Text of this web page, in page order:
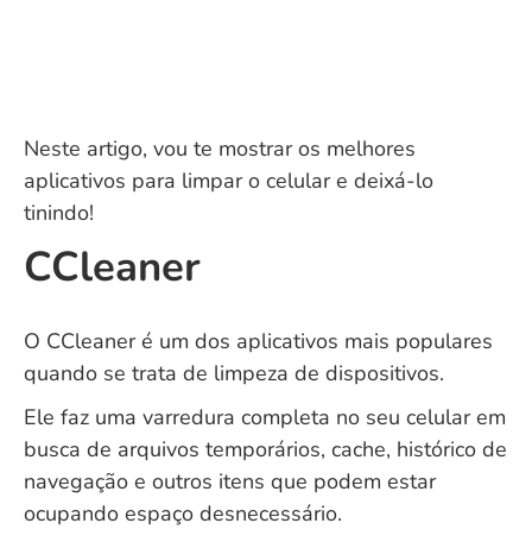
Neste artigo, vou te mostrar os melhores
aplicativos para limpar o celular e deixá-lo
tinindo!
CCleaner
O CCleaner é um dos aplicativos mais populares
quando se trata de limpeza de dispositivos.
Ele faz uma varredura completa no seu celular em
busca de arquivos temporários, cache, histórico de
navegação e outros itens que podem estar
ocupando espaço desnecessário.